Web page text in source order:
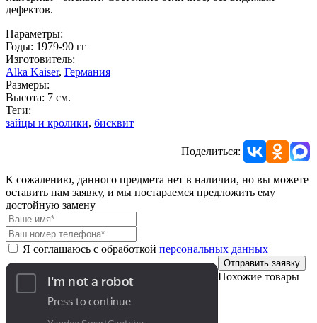
дефектов.
Параметры:
Годы: 1979-90 гг
Изготовитель:
Alka Kaiser, Германия
Размеры:
Высота: 7 см.
Теги:
зайцы и кролики, бисквит
Поделиться:
К сожалению, данного предмета нет в наличии, но вы можете
оставить нам заявку, и мы постараемся предложить ему
достойную замену
Я соглашаюсь с обработкой персональных данных
Отправить заявку
Похожие товары